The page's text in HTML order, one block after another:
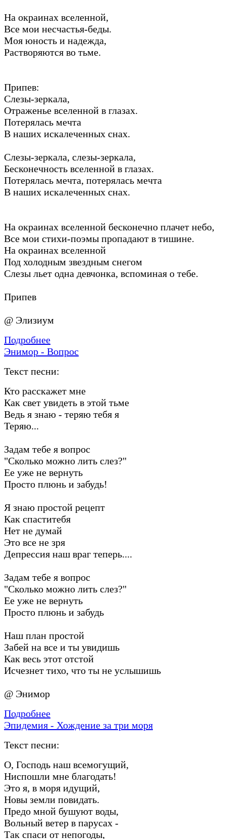
На окраинах вселенной,
Все мои несчастья-беды.
Моя юность и надежда,
Растворяются во тьме.
Припев:
Слезы-зеркала,
Отраженье вселенной в глазах.
Потерялась мечта
В наших искалеченных снах.
Слезы-зеркала, слезы-зеркала,
Бесконечность вселенной в глазах.
Потерялась мечта, потерялась мечта
В наших искалеченных снах.
На окраинах вселенной бесконечно плачет небо,
Все мои стихи-поэмы пропадают в тишине.
На окраинах вселенной
Под холодным звездным снегом
Слезы льет одна девчонка, вспоминая о тебе.
Припев
@ Элизиум
Подробнее
Энимор - Вопрос
Текст песни:
Кто расскажет мне
Как свет увидеть в этой тьме
Ведь я знаю - теряю тебя я
Теряю...
Задам тебе я вопрос
"Сколько можно лить слез?"
Ее уже не вернуть
Просто плюнь и забудь!
Я знаю простой рецепт
Как спаститебя
Нет не думай
Это все не зря
Депрессия наш враг теперь....
Задам тебе я вопрос
"Сколько можно лить слез?"
Ее уже не вернуть
Просто плюнь и забудь
Наш план простой
Забей на все и ты увидишь
Как весь этот отстой
Исчезнет тихо, что ты не услышишь
@ Энимор
Подробнее
Эпидемия - Хождение за три моря
Текст песни:
О, Господь наш всемогущий,
Ниспошли мне благодать!
Это я, в моря идущий,
Новы земли повидать.
Предо мной бушуют воды,
Вольный ветер в парусах -
Так спаси от непогоды,